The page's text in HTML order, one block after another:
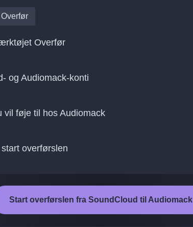
Overfør
Overfør
og Audiomack-konti
føje til hos Audiomack
overførslen
Start overførslen fra SoundCloud til Audiomack